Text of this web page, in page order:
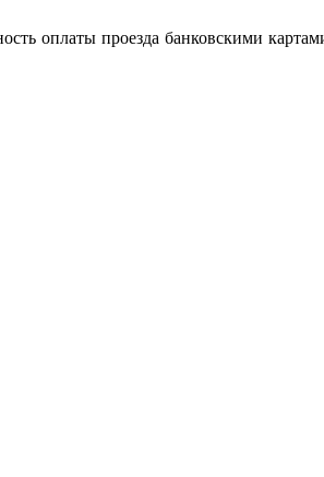
оплаты проезда банковскими